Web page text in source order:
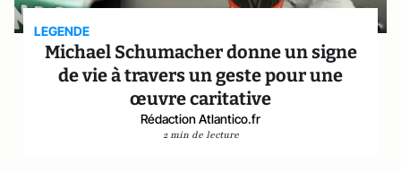
LEGENDE
Michael Schumacher donne un signe
de vie à travers un geste pour une
œuvre caritative
Rédaction Atlantico.fr
2 min de lecture